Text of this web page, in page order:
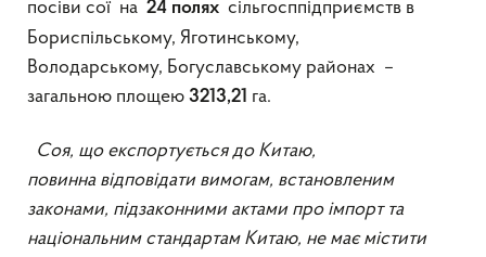
посіви сої на 24 полях сільгосппідприємств в
Бориспільському, Яготинському,
Володарському, Богуславському районах –
загальною площею 3213,21 га.
Соя, що експортується до Китаю,
повиннавідповідати вимогам, встановленим
законами, підзаконними актами про імпорт та
національним стандартам Китаю, не має містити